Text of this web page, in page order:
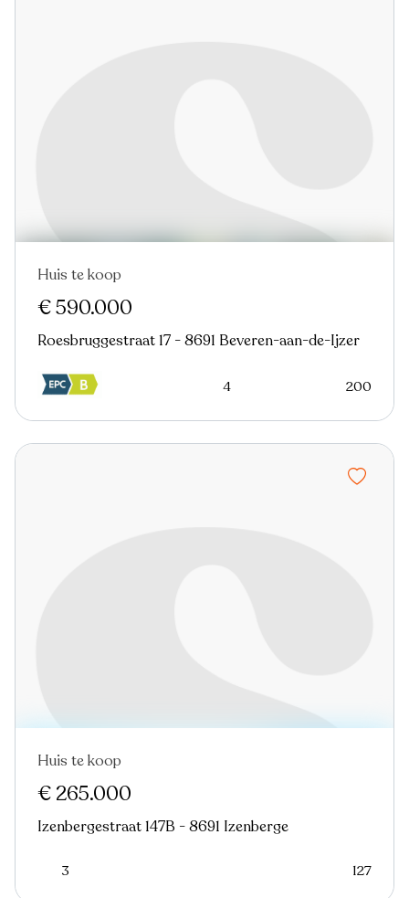
Huis te koop
€ 590.000
Roesbruggestraat 17 - 8691 Beveren-aan-de-Ijzer
4 200
Huis te koop
€ 265.000
Izenbergestraat 147B - 8691 Izenberge
3 127